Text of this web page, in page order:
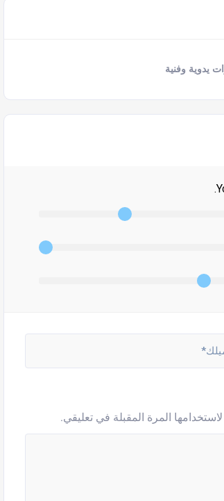
يدوية وفنية
المرة المقبلة في تعليقي.